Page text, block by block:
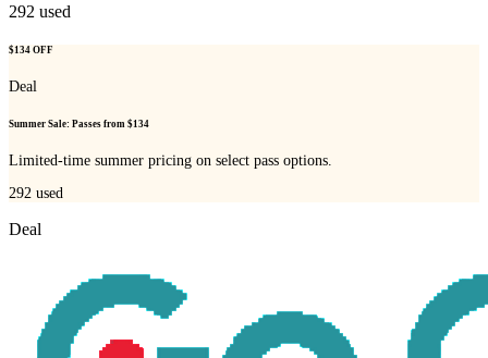
292 used
$134 OFF
Deal
Summer Sale: Passes from $134
Limited-time summer pricing on select pass options.
292 used
Deal